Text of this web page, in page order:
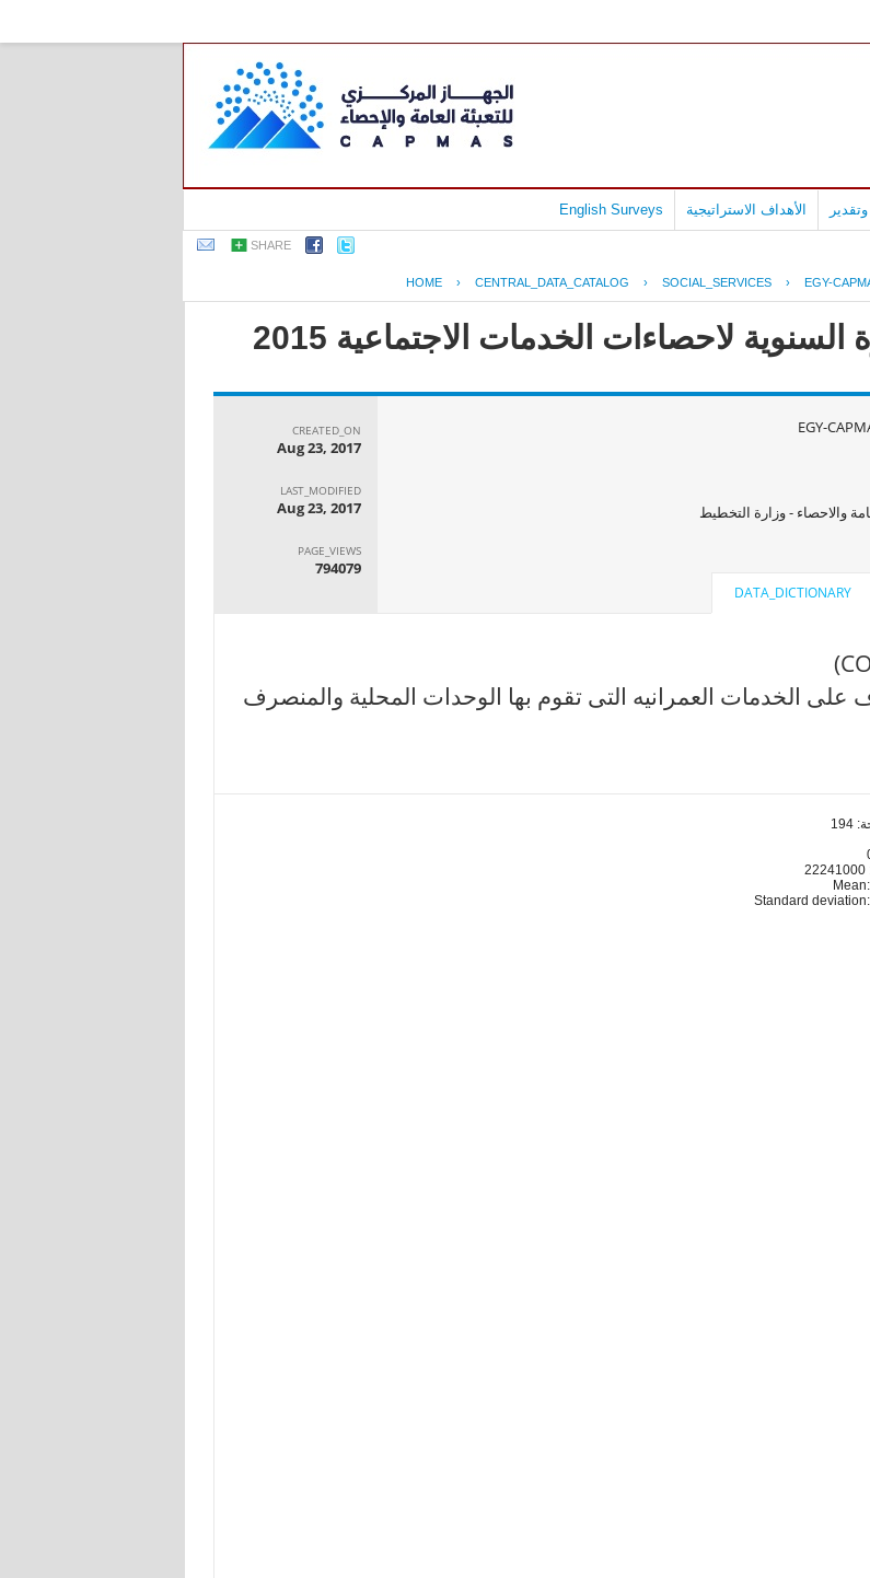
الأهداف الاستراتيجية English Surveys
SHARE
HOME › CENTRAL_DATA_CATALOG › SOCIAL_SERVICES › EGY-
لاحصاءات الخدمات الاجتماعية 2015
EGY-
والاحصاء - وزارة التخطيط
CREATED_ON
Aug 23, 2017
LAST_MODIFIED
Aug 23, 2017
PAGE_VIEWS
794079
DATA_DICTIONARY
الخدمات العمرانيه التى تقوم بها الوحدات المحلية والمنصرف
Standard